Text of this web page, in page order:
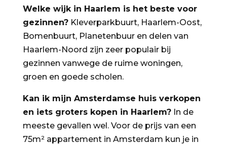
Welke wijk in Haarlem is het beste voor
gezinnen?Kleverparkbuurt, Haarlem-Oost,
Bomenbuurt, Planetenbuur en delen van
Haarlem-Noord zijn zeer populair bij
gezinnen vanwege de ruime woningen,
groen en goede scholen.
Kan ik mijn Amsterdamse huis verkopen
en iets groters kopen in Haarlem?In de
meeste gevallen wel. Voor de prijs van een
75m² appartement in Amsterdam kun je in